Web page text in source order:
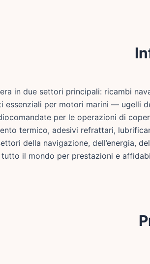
in due settori principali: ricambi
essenziali per motori marini — ugelli
per le operazioni di
termico, adesivi refrattari,
della navigazione, dell’energia,
il mondo per prestazioni e